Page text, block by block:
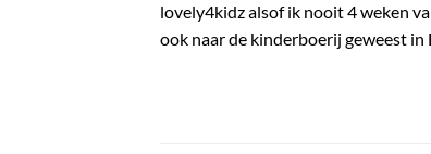
lovely4kidz alsof ik nooit 4 weken
ook naar de kinderboerij geweest